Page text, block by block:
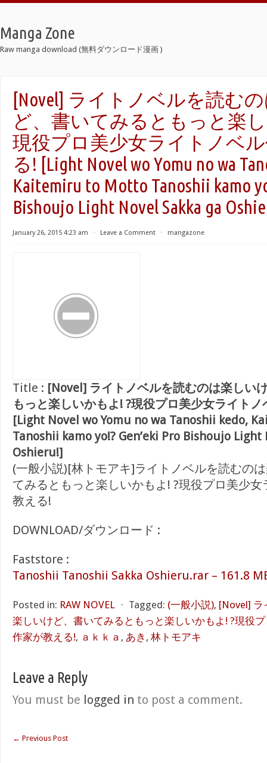
Manga Zone
Raw manga download (無料ダウンロード漫画 )
[Novel] ライトノベルを読む
ど、書いてみるともっと楽
現役プロ美少女ライトノベ
る! [Light Novel wo Yomu no wa
Kaitemiru to Motto Tanoshii kamo
Bishoujo Light Novel Sakka ga
January 26, 2015 4:23 am ⋅ Leave a Comment ⋅ mangazone
Title : [Novel] ライトノベルを読むのは楽しい
もっと楽しいかもよ! ?現役プロ美少女ライト
[Light Novel wo Yomu no wa Tanoshii kedo,
Tanoshii kamo yo!? Gen’eki Pro Bishoujo Light
Oshieru!]
(一般小説)[林トモアキ]ライトノベルを読むの
てみるともっと楽しいかもよ! ?現役プロ美少
教える!
DOWNLOAD/ダウンロード :
Faststore :
Tanoshii Tanoshii Sakka Oshieru.rar – 161.8
Posted in: RAW NOVEL ⋅ Tagged: (一般小説), [Novel] ラ
楽しいけど、書いてみるともっと楽しいかもよ! ?現役
作家が教える!, ａｋｋａ , あき , 林トモアキ
Leave a Reply
You must be logged in to post a comment.
← Previous Post